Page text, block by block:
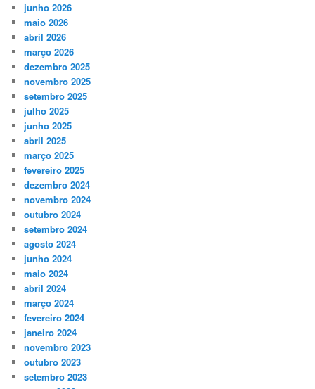
junho 2026
maio 2026
abril 2026
março 2026
dezembro 2025
novembro 2025
setembro 2025
julho 2025
junho 2025
abril 2025
março 2025
fevereiro 2025
dezembro 2024
novembro 2024
outubro 2024
setembro 2024
agosto 2024
junho 2024
maio 2024
abril 2024
março 2024
fevereiro 2024
janeiro 2024
novembro 2023
outubro 2023
setembro 2023